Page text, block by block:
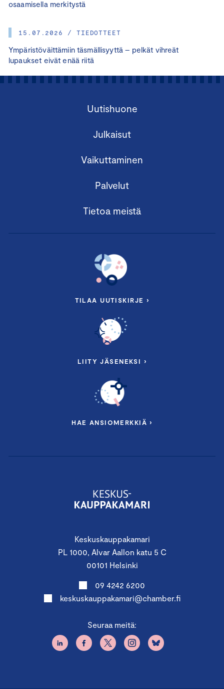
osaamisella merkitystä
15.07.2026 / TIEDOTTEET
Ympäristöväittämiin täsmällisyyttä – pelkät vihreät
lupaukset eivät enää riitä
Keskuskauppakamari
PL 1000, Alvar Aallon katu 5 C
00101 Helsinki
09 4242 6200
keskuskauppakamari@chamber.fi
Seuraa meitä:
Uutishuone
Julkaisut
Vaikuttaminen
Palvelut
Tietoa meistä
TILAA UUTISKIRJE ›
LIITY JÄSENEKSI ›
HAE ANSIOMERKKIÄ ›